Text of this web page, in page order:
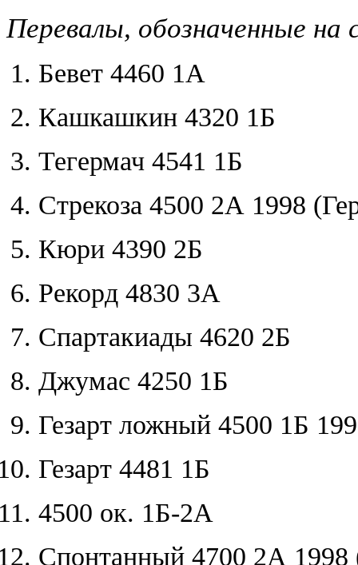
Перевалы, обозначенные на
Бевет 4460 1А
Кашкашкин 4320 1Б
Тегермач 4541 1Б
Стрекоза 4500 2А 1998
Кюри 4390 2Б
Рекорд 4830 3А
Спартакиады 4620 2Б
Джумас 4250 1Б
Гезарт ложный 4500 1Б
Гезарт 4481 1Б
4500 ок. 1Б-2А
Спонтанный 4700 2А 1998